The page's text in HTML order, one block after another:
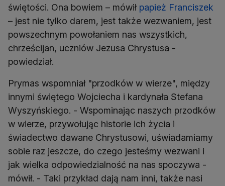
świętości. Ona bowiem – mówił papież Franciszek
– jest nie tylko darem, jest także wezwaniem, jest
powszechnym powołaniem nas wszystkich,
chrześcijan, uczniów Jezusa Chrystusa -
powiedział.
Prymas wspomniał "przodków w wierze", między
innymi świętego Wojciecha i kardynała Stefana
Wyszyńskiego. - Wspominając naszych przodków
w wierze, przywołując historie ich życia i
świadectwo dawane Chrystusowi, uświadamiamy
sobie raz jeszcze, do czego jesteśmy wezwani i
jak wielka odpowiedzialność na nas spoczywa -
mówił. - Taki przykład dają nam inni, także nasi